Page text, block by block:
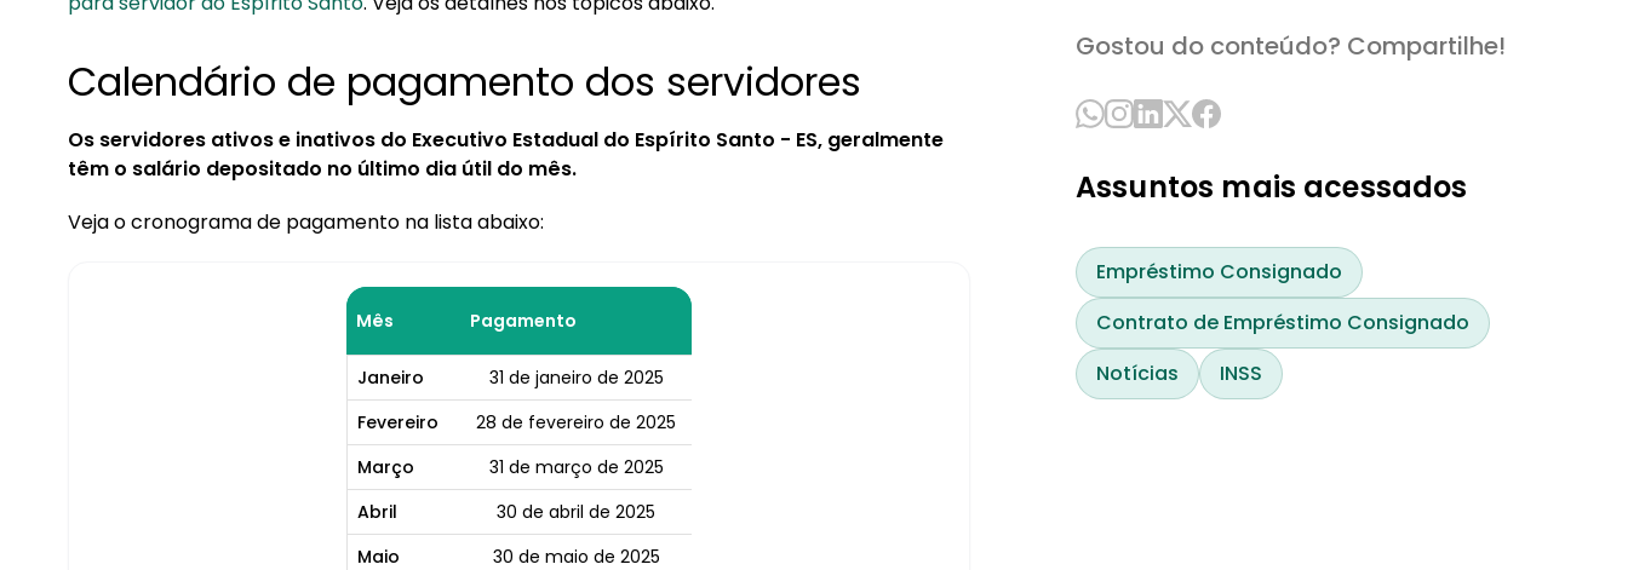
4. Quando cai o 13º salário dos servidores do ES em 2025?
5. Vai ter reajuste para servidor público do ES em 2025?
6.1. Novas regras de consignação no ES em 2025
Calendário de pagamento dos servidores
Os servidores ativos e inativos do Executivo Estadual do Espírito Santo - ES, geralmente
têm o salário depositado no último dia útil do mês.
Veja o cronograma de pagamento na lista abaixo:
Mês Pagamento
Janeiro
31 de janeiro de 2025
Fevereiro
28 de fevereiro de 2025
Março
31 de março de 2025
Abril
30 de abril de 2025
Maio
30 de maio de 2025
Gostou do conteúdo? Compartilhe!
Assuntos mais acessados
Empréstimo Consignado
Contrato de Empréstimo Consignado
Notícias
INSS